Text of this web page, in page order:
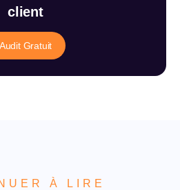
client
Audit Gratuit
À LIRE